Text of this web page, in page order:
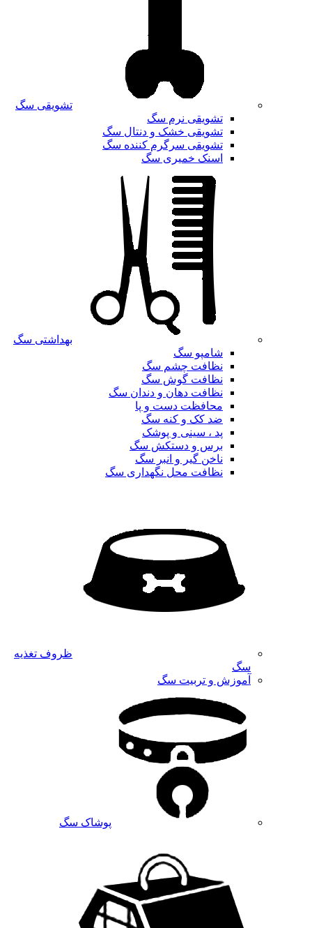
تشویقی سگ
تشویقی نرم سگ
تشویقی خشک و دنتال سگ
تشویقی سرگرم کننده سگ
اسنک خمیری سگ
بهداشتی سگ
شامپو سگ
نظافت چشم سگ
نظافت گوش سگ
نظافت دهان و دندان سگ
محافظت دست و پا
ضد کک و کنه سگ
پد ، سینی و پوشک
برس و دستکش سگ
ناخن گیر و انبر سگ
نظافت محل نگهداری سگ
ظروف تغذیه
سگ
آموزش و تربیت سگ
پوشاک سگ